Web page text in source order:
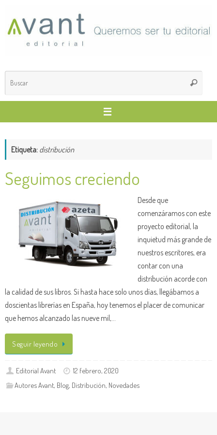
contenido
Buscar
Etiqueta:distribución
Seguimos creciendo
Desde que
comenzáramos con este
proyecto editorial, la
inquietud más grande de
nuestros escritores, era
contar con una
distribución acorde con
la calidad de sus libros. Si hasta hace solo unos días, llegábamos a
doscientas librerías en España, hoy tenemos el placer de comunicar
que hemos alcanzado las nueve mil,…
Seguir leyendo
Editorial Avant
12 febrero, 2020
Autores Avant, Blog, Distribución, Novedades